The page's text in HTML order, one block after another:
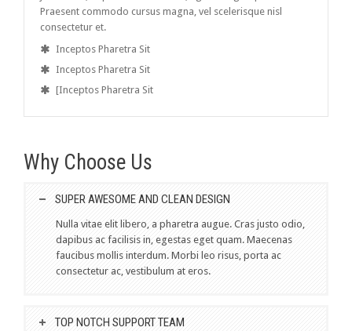
Praesent commodo cursus magna, vel scelerisque nisl
consectetur et.
Inceptos Pharetra Sit
Inceptos Pharetra Sit
[Inceptos Pharetra Sit
Why Choose Us
SUPER AWESOME AND CLEAN DESIGN
Nulla vitae elit libero, a pharetra augue. Cras justo odio,
dapibus ac facilisis in, egestas eget quam. Maecenas
faucibus mollis interdum. Morbi leo risus, porta ac
consectetur ac, vestibulum at eros.
TOP NOTCH SUPPORT TEAM